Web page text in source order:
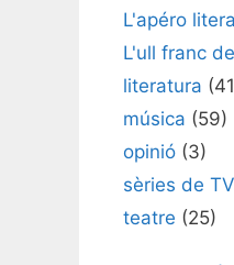
L'apéro
L'ull franc
literatura
música (59)
opinió (3)
sèries de TV
teatre (25)